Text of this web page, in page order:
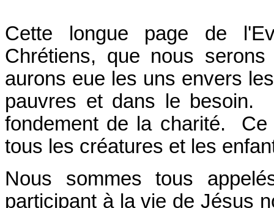
Cette longue page de
Chrétiens, que nous
aurons eue les uns envers
pauvres et dans le besoin.
fondement de la charité. Ce
tous les créatures et les
Nous sommes tous
participant à la vie de Jésus